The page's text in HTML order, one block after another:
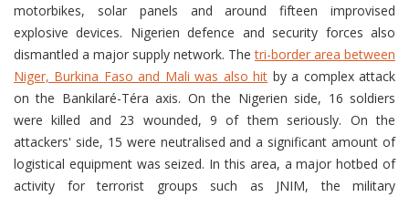
motorbikes, solar panels and around fifteen improvised
explosive devices. Nigerien defence and security forces also
dismantled a major supply network. Thetri-border area between
Niger, Burkina Faso and Mali was also hit by a complex attack
on the Bankilaré-Téra axis. On the Nigerien side, 16 soldiers
were killed and 23 wounded, 9 of them seriously. On the
attackers' side, 15 were neutralised and a significant amount of
logistical equipment was seized. In this area, a major hotbed of
activity for terrorist groups such as JNIM, the military